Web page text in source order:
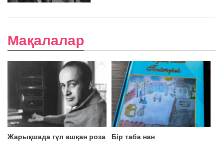
Мақалалар
Жарықшада гүл ашқан роза Бір таба нан